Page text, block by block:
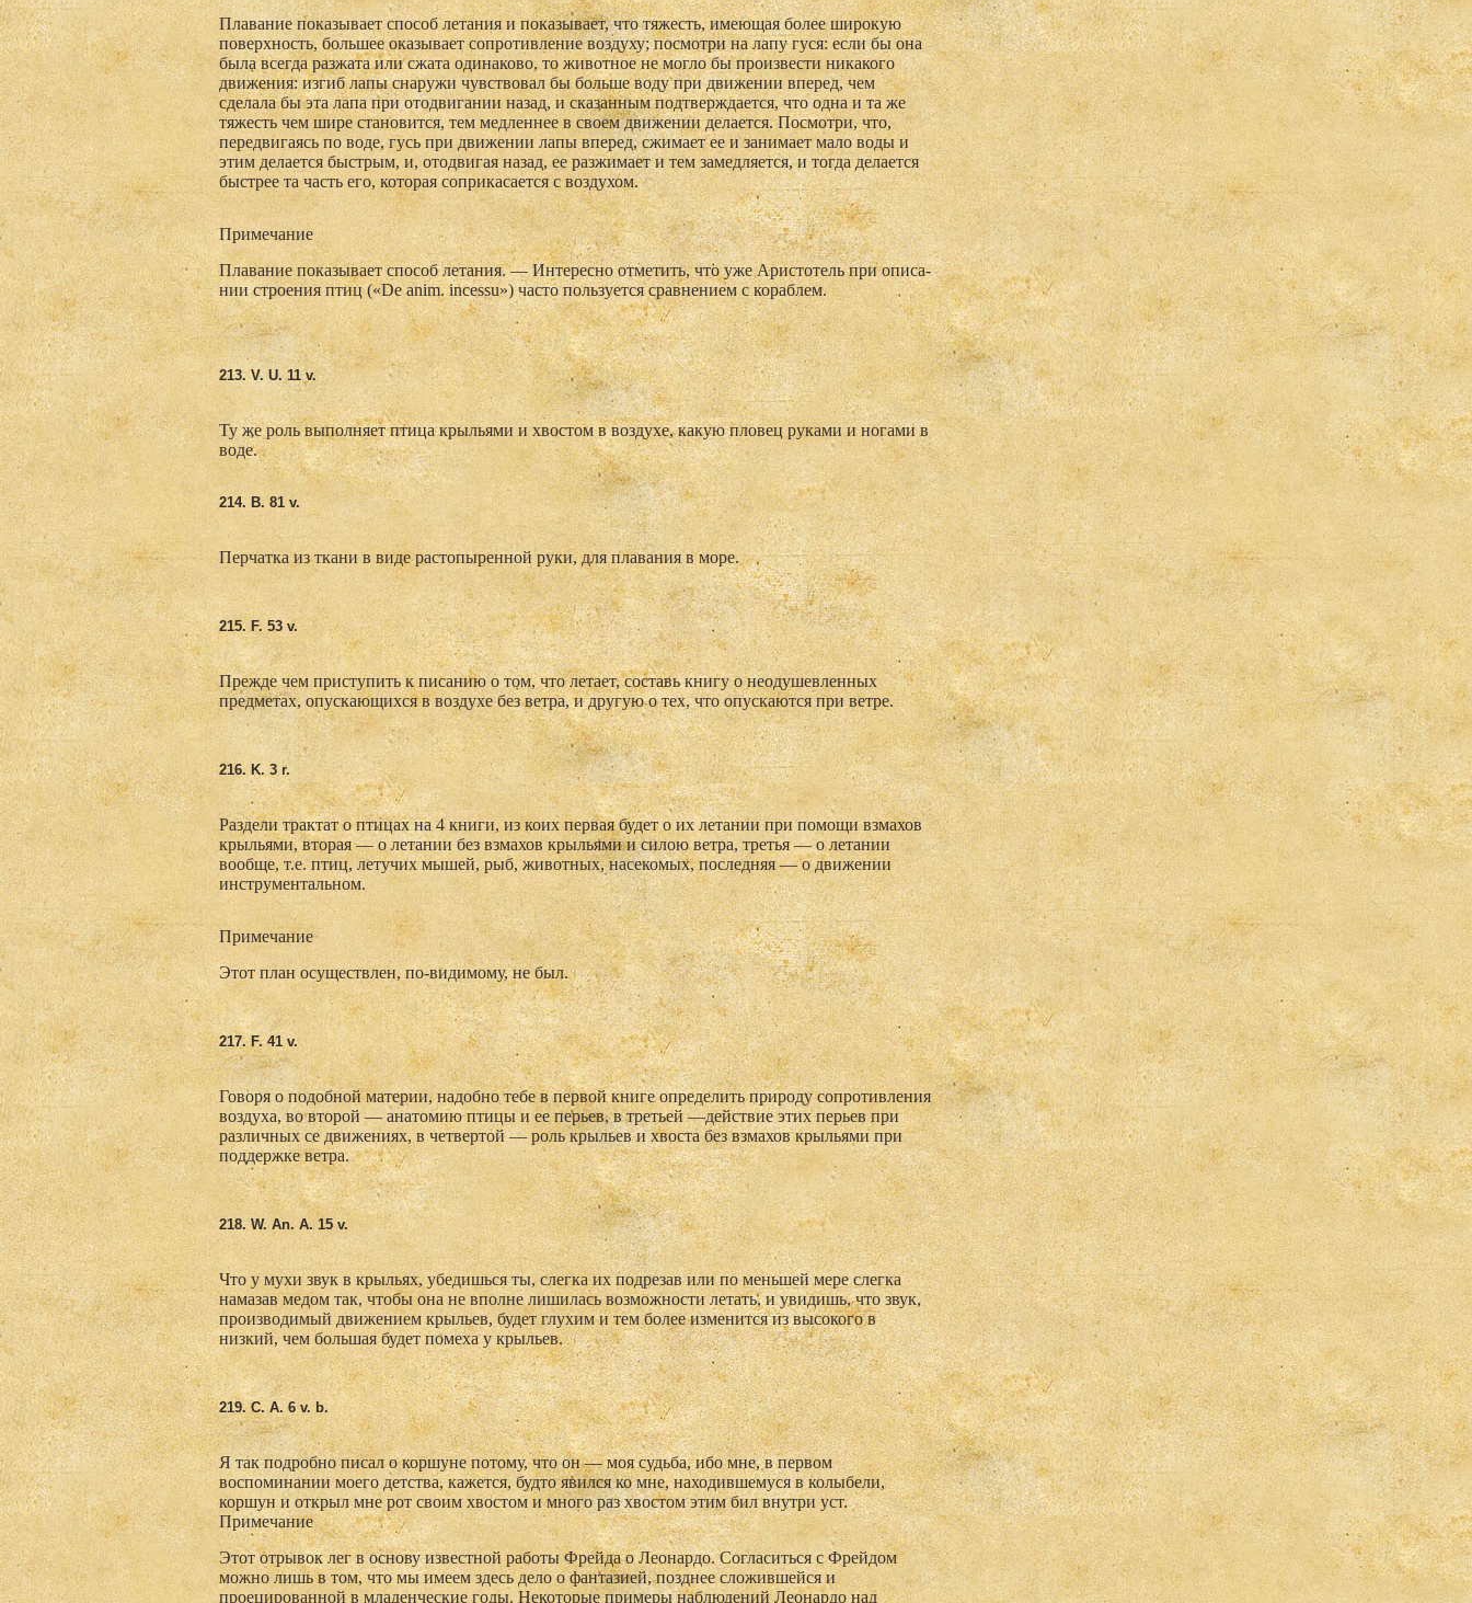
Плавание показывает способ летания и показывает, что тяжесть, имеющая более широкую
поверхность, большее оказывает сопротивление воздуху; посмотри на лапу гуся: если бы она
была всегда разжата или сжата одинаково, то животное не могло бы произвести никакого
движения: изгиб лапы снаружи чувствовал бы больше воду при движении вперед, чем
сделала бы эта лапа при отодвигании назад, и сказанным подтверждается, что одна и та же
тяжесть чем шире становится, тем медленнее в своем движении делается. Посмотри, что,
передвигаясь по воде, гусь при движении лапы вперед, сжимает ее и занимает мало воды и
этим делается быстрым, и, отодвигая назад, ее разжимает и тем замедляется, и тогда делается
быстрее та часть его, которая соприкасается с воздухом.
Примечание
Плавание показывает способ летания. — Интересно отметить, что уже Аристотель при описа­
нии строения птиц («De anim. incessu») часто пользу­ется сравнением с кораблем.
213. V. U. 11 v.
Ту же роль выполняет птица крыльями и хвостом в воздухе, какую пловец руками и ногами в
воде.
214. B. 81 v.
Перчатка из ткани в виде растопыренной руки, для плавания в море.
215. F. 53 v.
Прежде чем приступить к писанию о том, что летает, составь книгу о неодушевленных
предметах, опускающихся в воздухе без ветра, и другую о тех, что опускаются при ветре.
216. K. 3 r.
Раздели трактат о птицах на 4 книги, из коих первая будет о их летании при помощи взмахов
крыльями, вторая — о летании без взмахов крыльями и силою ветра, третья — о летании
вообще, т.е. птиц, летучих мышей, рыб, животных, насекомых, последняя — о движении
инструментальном.
Примечание
Этот план осуществлен, по-видимому, не был.
217. F. 41 v.
Говоря о подобной материи, надобно тебе в первой книге определить природу сопротивления
воздуха, во второй — анатомию птицы и ее перьев, в третьей —действие этих перьев при
различных се движениях, в четвертой — роль крыльев и хвоста без взмахов крыльями при
поддержке ветра.
218. W. An. A. 15 v.
Что у мухи звук в крыльях, убедишься ты, слегка их подрезав или по меньшей мере слегка
намазав медом так, чтобы она не вполне лишилась возможности летать, и увидишь, что звук,
производимый движением крыльев, будет глухим и тем более изменится из высокого в
низкий, чем большая будет помеха у крыльев.
219. C. A. 6 v. b.
Я так подробно писал о коршуне потому, что он — моя судьба, ибо мне, в первом
воспоминании моего детства, кажется, будто явился ко мне, находившемуся в колыбели,
коршун и открыл мне рот своим хвостом и много раз хвостом этим бил внутри уст.
Примечание
Этот отрывок лег в основу известной работы Фрейда о Леонардо. Согласиться с Фрейдом
можно лишь в том, что мы имеем здесь дело о фантазией, по­зднее сложившейся и
проецированной в младенчес­кие годы. Некоторые примеры наблюдений Леонардо над